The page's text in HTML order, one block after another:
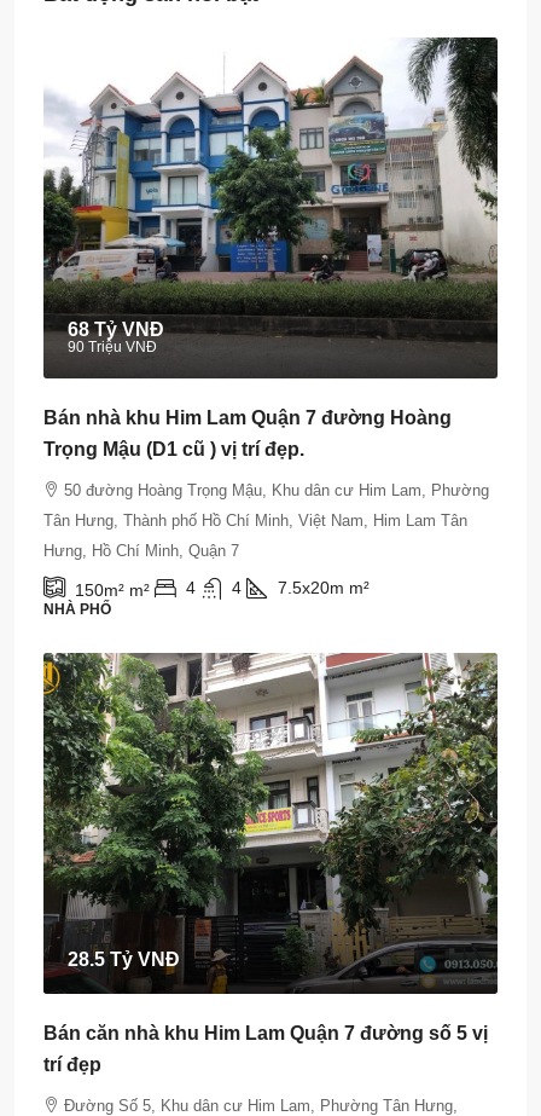
68 Tỷ VNĐ
90 Triệu VNĐ
Bán nhà khu Him Lam Quận 7 đường Hoàng
Trọng Mậu (D1 cũ ) vị trí đẹp.
50 đường Hoàng Trọng Mậu, Khu dân cư Him Lam, Phường
Tân Hưng, Thành phố Hồ Chí Minh, Việt Nam, Him Lam Tân
Hưng, Hồ Chí Minh, Quận 7
150m² m² 4 4 7.5x20m m²
NHÀ PHỐ
28.5 Tỷ VNĐ
Bán căn nhà khu Him Lam Quận 7 đường số 5 vị
trí đẹp
Đường Số 5, Khu dân cư Him Lam, Phường Tân Hưng,